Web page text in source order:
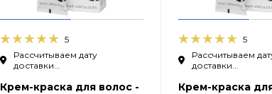
5
Рассчитываем дату
доставки...
Крем-краска для волос -
5
Рассчитываем
доставки...
Крем-краска